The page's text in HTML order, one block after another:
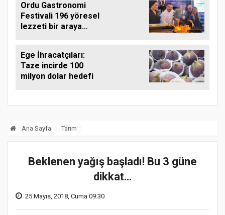
Ordu Gastronomi
Festivali 196 yöresel
lezzeti bir araya
Ege İhracatçıları:
Taze incirde 100
milyon dolar hedefi
Ana Sayfa Tarım
Beklenen yağış başladı! Bu 3 güne
dikkat…
25 Mayıs, 2018, Cuma 09:30